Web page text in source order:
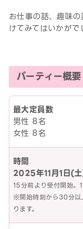
お仕事の話、趣味
けてみてはいかが
パーティー概要
最大定員数
男性 8名
女性 8名
時間
2025年11月1日(
15分前より受付開始。
※開始時刻から30分以
ります。